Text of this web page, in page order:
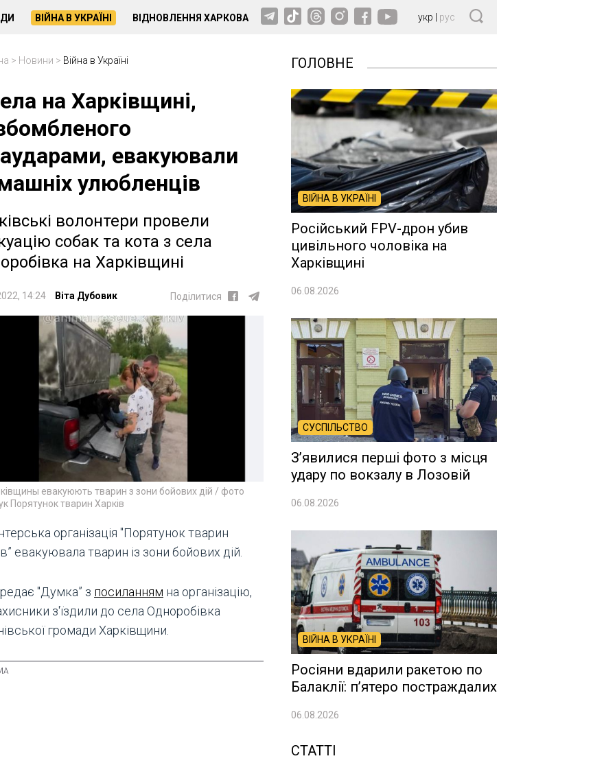
ВІЙНА В УКРАЇНІ ВІДНОВЛЕННЯ ХАРКОВА укр рус
> Новини > Війна в Україні
на Харківщині,
евакуювали
улюбленців
волонтери провели
собак та кота з села
на Харківщині
14:24 Віта Дубовик Поділитися
евакуюють тварин з зони бойових дій / фото
Порятунок тварин Харків
організація "Порятунок тварин
евакуювала тварин із зони бойових дій.
"Думка” з посиланням на організацію,
з'їздили до села Одноробівка
громади Харківщини.
ГОЛОВНЕ
ВІЙНА В УКРАЇНІ
Російський FPV-дрон убив
цивільного чоловіка на
Харківщині
06.08.2026
СУСПІЛЬСТВО
Зʼявилися перші фото з місця
удару по вокзалу в Лозовій
06.08.2026
ВІЙНА В УКРАЇНІ
Росіяни вдарили ракетою по
Балаклії: п’ятеро постраждалих
06.08.2026
СТАТТІ